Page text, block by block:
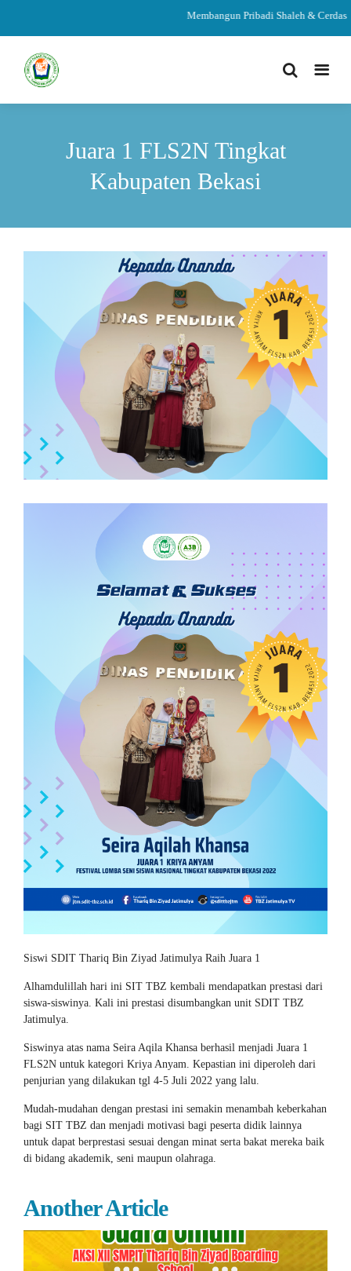
Membangun Pribadi Shaleh & Cerdas
Juara 1 FLS2N Tingkat
Kabupaten Bekasi
Siswi SDIT Thariq Bin Ziyad Jatimulya Raih Juara 1
Alhamdulillah hari ini SIT TBZ kembali mendapatkan prestasi dari
siswa-siswinya. Kali ini prestasi disumbangkan unit SDIT TBZ
Jatimulya.
Siswinya atas nama Seira Aqila Khansa berhasil menjadi Juara 1
FLS2N untuk kategori Kriya Anyam. Kepastian ini diperoleh dari
penjurian yang dilakukan tgl 4-5 Juli 2022 yang lalu.
Mudah-mudahan dengan prestasi ini semakin menambah keberkahan
bagi SIT TBZ dan menjadi motivasi bagi peserta didik lainnya
untuk dapat berprestasi sesuai dengan minat serta bakat mereka baik
di bidang akademik, seni maupun olahraga.
Another Article